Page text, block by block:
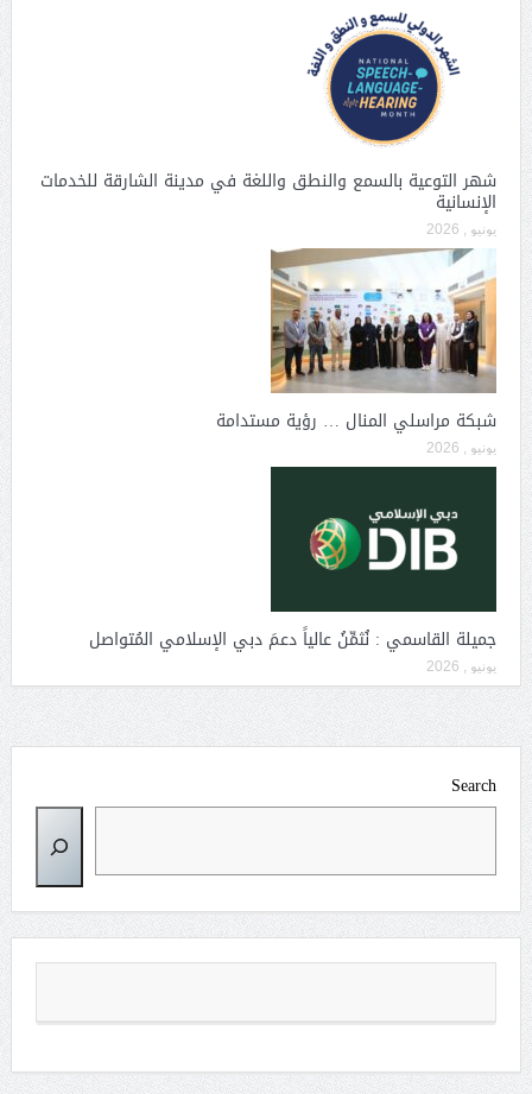
شهر التوعية بالسمع والنطق واللغة في مدينة الشارقة للخدمات
الإنسانية
يونيو , 2026
شبكة مراسلي المنال … رؤية مستدامة
يونيو , 2026
جميلة القاسمي : نُثمِّنُ عالياً دعمَ دبي الإسلامي المُتواصل
يونيو , 2026
Search